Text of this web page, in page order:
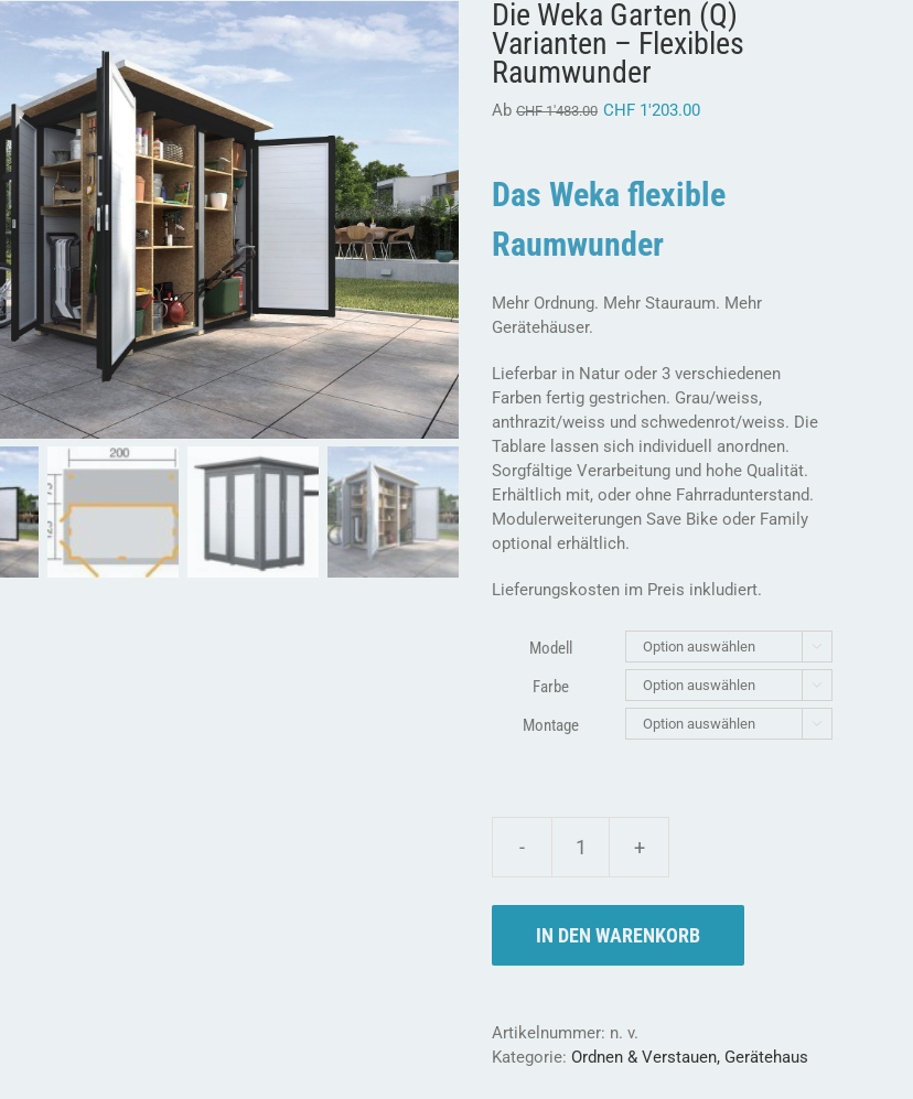
Die Weka Garten (Q)
Varianten – Flexibles
Raumwunder
Ab CHF1'483.00 CHF 1'203.00
Das Weka flexible
Raumwunder
Mehr Ordnung. Mehr Stauraum. Mehr
Gerätehäuser.
Lieferbar in Natur oder 3 verschiedenen
Farben fertig gestrichen. Grau/weiss,
anthrazit/weiss und schwedenrot/weiss. Die
Tablare lassen sich individuell anordnen.
Sorgfältige Verarbeitung und hohe Qualität.
Erhältlich mit, oder ohne Fahrradunterstand.
Modulerweiterungen Save Bike oder Family
optional erhältlich.
Lieferungskosten im Preis inkludiert.
Modell 
Farbe 
Montage 
Die
Garten
(Q)
Raumwunder
Menge
IN DEN WARENKORB
Artikelnummer: n. v.
Kategorie: Ordnen & Verstauen, Gerätehaus